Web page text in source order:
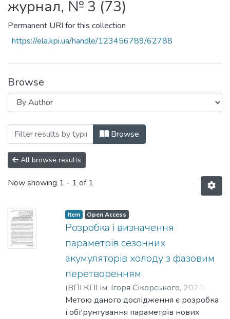
журнал, № 3 (73)
Permanent URI for this collection
https://ela.kpi.ua/handle/123456789/62788
Browse
Browsing Енергетика: економіка,
Browse
All browse results
Now showing 1 - 1 of 1
Item Open Access
Розробка і визначення
параметрів сезонних
акумуляторів холоду з фазовим
перетворенням
(ВПІ КПІ ім. Ігоря Сікорського, 2023
Дерев’янко, Д. Г.;Зайченко, С. В.;
Жукова, Н. І.;Бобер, В. А.;Шаленко, В. О.
Метою даного дослідження є розробка
і обґрунтування параметрів нових